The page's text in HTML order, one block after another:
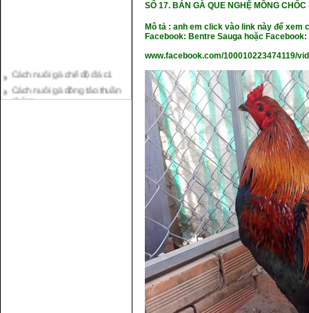
Cách nuôi gà đông tảo thuần
chủng
Kỹ thuật nuôi gà con mới nở
SỐ 17.BÁN GÀ QUE NGHỆ MỒNG CHỐC
Mô tả : anh em click vào link này để
Facebook: Bentre Sauga hoặc Facebook:
www.facebook.com/100010223474119/